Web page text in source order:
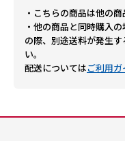
・こちらの商品は他の
・他の商品と同時購入
の際、別途送料が発生
い。
配送についてはご利用ガ